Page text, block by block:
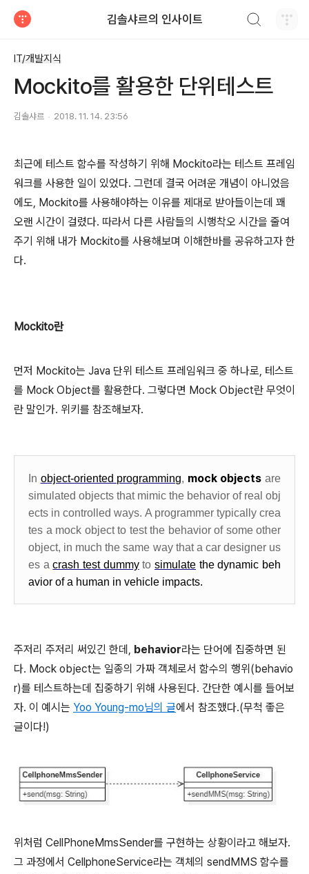
김솔샤르의 인사이트
IT/개발지식
Mockito를 활용한 단위테스트
김솔샤르 2018. 11. 14. 23:56
최근에 테스트 함수를 작성하기 위해 Mockito라는 테스트 프레임
워크를 사용한 일이 있었다. 그런데 결국 어려운 개념이 아니었음
에도, Mockito를 사용해야하는 이유를 제대로 받아들이는데 꽤
오랜 시간이 걸렸다. 따라서 다른 사람들의 시행착오 시간을 줄여
주기 위해 내가 Mockito를 사용해보며 이해한바를 공유하고자 한
다.
Mockito란
먼저 Mockito는 Java 단위 테스트 프레임워크 중 하나로, 테스트
를 Mock Object를 활용한다. 그렇다면 Mock Object란 무엇이
란 말인가. 위키를 참조해보자.
In object-oriented programming, mock objects are
simulated objects that mimic the behavior of real obj
ects in controlled ways. A programmer typically crea
tes a mock object to test the behavior of some other
object, in much the same way that a car designer us
es acrash test dummytosimulate the dynamic beh
avior of a human in vehicle impacts.
주저리 주저리 써있긴 한데, behavior라는 단어에 집중하면 된
다. Mock object는 일종의 가짜 객체로서 함수의 행위(behavio
r)를 테스트하는데 집중하기 위해 사용된다. 간단한 예시를 들어보
자. 이 예시는 Yoo Young-mo님의 글에서 참조했다.(무척 좋은
글이다!)
위처럼 CellPhoneMmsSender를 구현하는 상황이라고 해보자.
그 과정에서 CellphoneService라는 객체의 sendMMS 함수를